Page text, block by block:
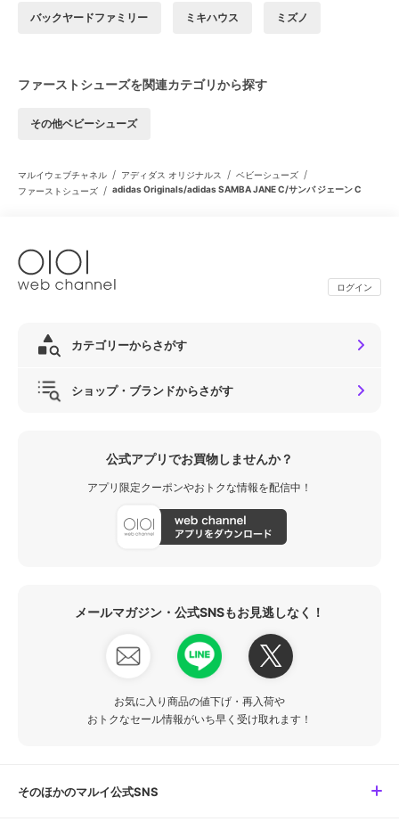
バックヤードファミリー ミキハウス ミズノ
ファーストシューズを関連カテゴリから探す
その他ベビーシューズ
マルイウェブチャネル / アディダス オリジナルス / ベビーシューズ /
ファーストシューズ / adidas Originals/adidas SAMBA JANE C/サンバ ジェーン C
ログイン
カテゴリーからさがす
ショップ・ブランドからさがす
公式アプリでお買物しませんか？
アプリ限定クーポンやおトクな情報を配信中！
メールマガジン・公式SNSもお見逃しなく！
お気に入り商品の値下げ・再入荷や
おトクなセール情報がいち早く受け取れます！
そのほかのマルイ公式SNS